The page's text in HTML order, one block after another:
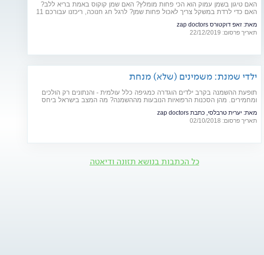
האם טיגון בשמן עמוק הוא הכי פחות מומלץ? האם שמן קוקוס באמת בריא ללב?
האם כדי לרדת במשקל צריך לאכול פחות שמן? לרגל חג חנוכה, ריכזנו עבורכם 11
מאת: זאפ דוקטורס zap doctors
תאריך פרסום: 22/12/2019
ילדי שמנת: משמינים (שלא) מנחת
תופעת ההשמנה בקרב ילדים הוגדרה כמגיפה כלל עולמית - והנתונים רק הולכים
ומחמירים. מהן הסכנות הרפואיות הנובעות מההשמנה? מה המצב בישראל ביחס
מאת: יערית טרבלסי, כתבת zap doctors
תאריך פרסום: 02/10/2018
כל הכתבות בנושא תזונה ודיאטה